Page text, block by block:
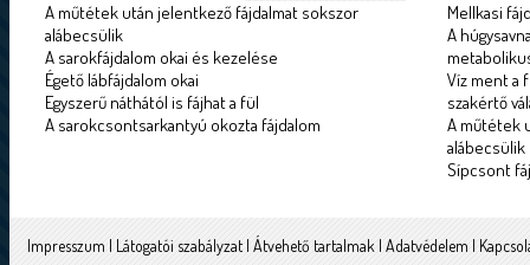
A műtétek után jelentkező fájdalmat sokszor
alábecsülik
A sarokfájdalom okai és kezelése
Égető lábfájdalom okai
Egyszerű náthától is fájhat a fül
A sarokcsontsarkantyú okozta fájdalom
Mellkasi
A
Víz ment a
szakértő
A műtétek
alábecsülik
Sípcsont
Impresszum | Látogatói szabályzat | Átvehető tartalmak | Adatvédelem |